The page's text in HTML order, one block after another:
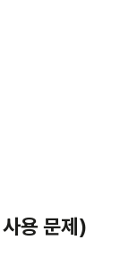
용 문제)